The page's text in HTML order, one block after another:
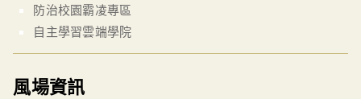
防治校園霸凌專區
自主學習雲端學院
風場資訊